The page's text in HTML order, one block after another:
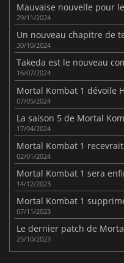
Mauvaise nouvelle pour
29/11/2024
30/10/2024
16/07/2024
07/05/2024
17/04/2024
02/01/2024
Mortal Kombat 1 sera
14/12/2023
07/11/2023
25/10/2023